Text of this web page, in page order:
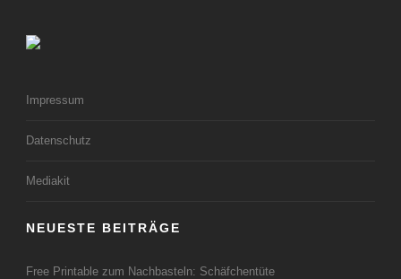
Impressum
Datenschutz
Mediakit
NEUESTE BEITRÄGE
Free Printable zum Nachbasteln: Schäfchentüte